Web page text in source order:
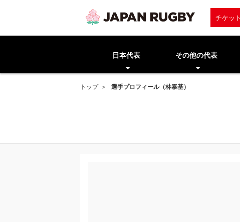
チケッ
日本代表 その他の代表
トップ 選手プロフィール（林泰基）